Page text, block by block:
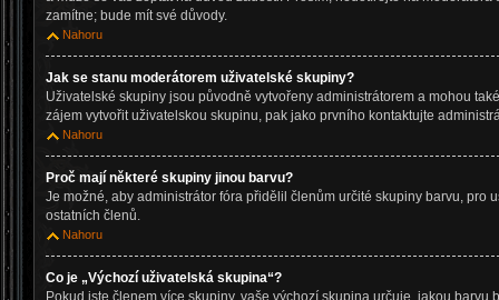
zamítne; bude mít své důvody.
Nahoru
Jak se stanu moderátorem uživatelské skupiny?
Uživatelské skupiny jsou původně vytvořeny administrátorem a mohou
zájem vytvořit uživatelskou skupinu, pak jako prvního kontaktujte
Nahoru
Proč mají některé skupiny jinou barvu?
Je možné, aby administrátor fóra přidělil členům určité skupiny barvu, pro
ostatních členů.
Nahoru
Co je „Výchozí uživatelská skupina“?
Pokud jste členem více skupiny, vaše výchozí skupina určuje, jakou barvu